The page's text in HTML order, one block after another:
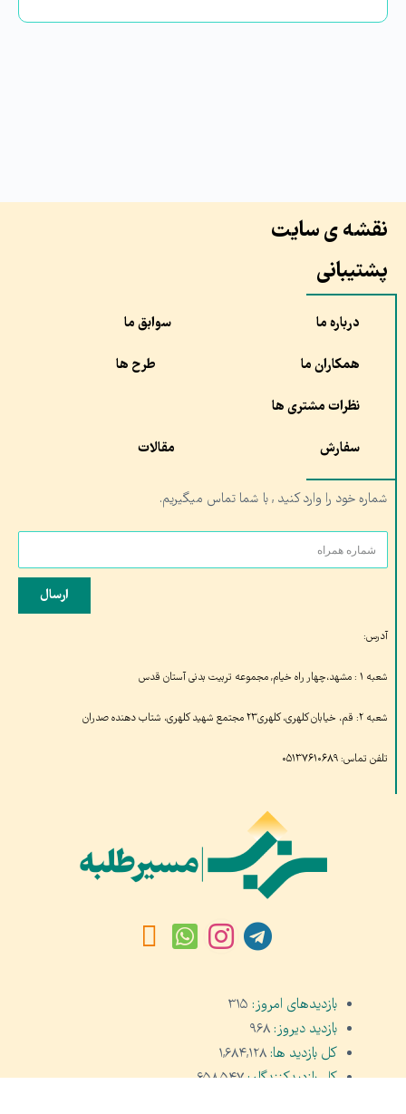
نقشه ی سایت
پشتیبانی
درباره ما سوابق ما
همکاران ما طرح ها
نظرات مشتری ها
سفارش مقالات
شماره خود را وارد کنید , با شما تماس میگیریم.
ارسال
آدرس:
شعبه ۱ : مشهد،چهار راه خیام, مجموعه تربیت بدنی آستان قدس
شعبه ۲: قم، خیابان کلهری، کلهری۲۳ مجتمع شهید کلهری، شتاب دهنده صدران
تلفن تماس: ۰۵۱۳۷۶۱۰۶۸۹
بازدیدهای امروز: ۳۱۵
بازدید دیروز: ۹۶۸
کل بازدید ها: ۱,۶۸۴,۱۲۸
کل بازدیدکنند‌گان:۶۵۸,۵۴۷